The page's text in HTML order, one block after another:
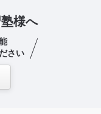
様へ
さい